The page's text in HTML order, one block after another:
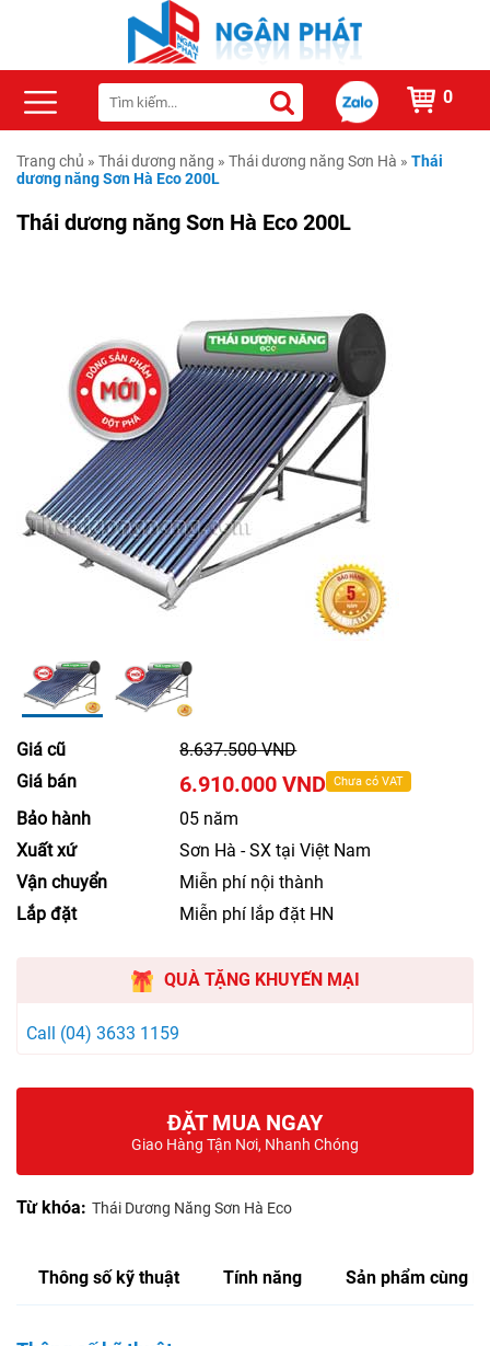
0
Trang chủ » Thái dương năng » Thái dương năng Sơn Hà » Thái
dương năng Sơn Hà Eco 200L
Thái dương năng Sơn Hà Eco 200L
Giá cũ
8.637.500 VND
Giá bán
6.910.000 VND Chưa có VAT
Bảo hành
05 năm
Xuất xứ
Sơn Hà - SX tại Việt Nam
Vận chuyển
Miễn phí nội thành
Lắp đặt
Miễn phí lắp đặt HN
QUÀ TẶNG KHUYẾN MẠI
Call (04) 3633 1159
ĐẶT MUA NGAY
Giao Hàng Tận Nơi, Nhanh Chóng
Từ khóa: Thái Dương Năng Sơn Hà Eco
Thông số kỹ thuật Tính năng Sản phẩm cùng